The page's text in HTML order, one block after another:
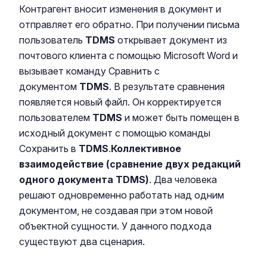
Контрагент вносит изменения в документ и
отправляет его обратно. При получении письма
пользователь TDMS открывает документ из
почтового клиента с помощью Microsoft Word и
вызывает команду Сравнить с
документом TDMS. В результате сравнения
появляется новый файл. Он корректируется
пользователем TDMS и может быть помещен в
исходный документ с помощью команды
Сохранить в TDMS.Коллективное
взаимодействие (сравнение двух редакций
одного документа TDMS). Два человека
решают одновременно работать над одним
документом, не создавая при этом новой
объектной сущности. У данного подхода
существуют два сценария.